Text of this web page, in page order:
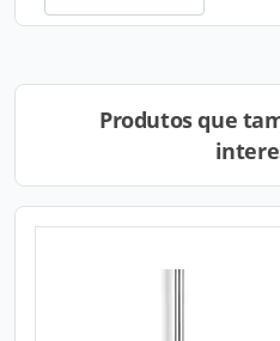
Produtos que